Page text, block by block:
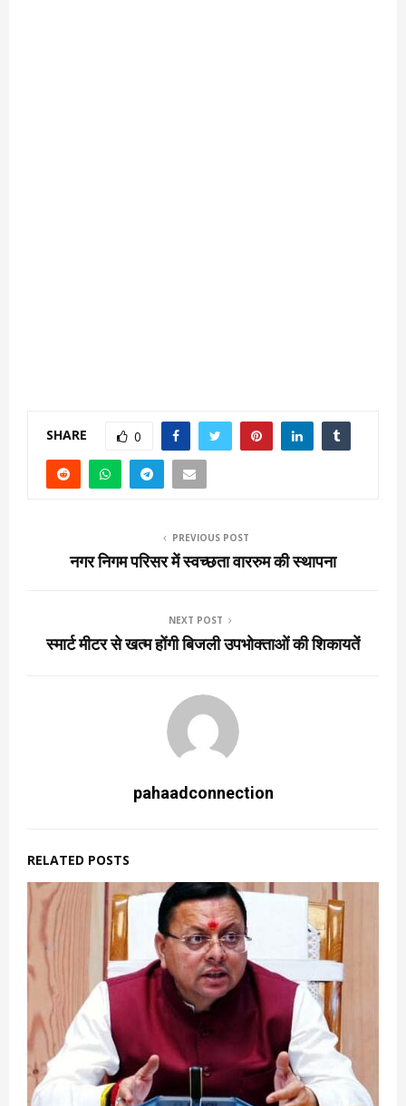
SHARE 0
PREVIOUS POST
नगर निगम परिसर में स्वच्छता वाररुम की स्थापना
NEXT POST
स्मार्ट मीटर से खत्म होंगी बिजली उपभोक्ताओं की शिकायतें
pahaadconnection
RELATED POSTS